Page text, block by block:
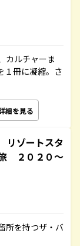
カルチャーま
１冊に凝縮。さ
細を見る
ゾートスタ
２０２０～
所を持つザ・バ